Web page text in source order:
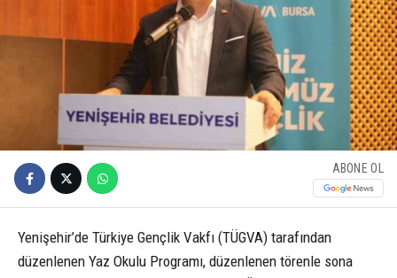
ABONE OL
Yenişehir’de Türkiye Gençlik Vakfı (TÜGVA) tarafından
düzenlenen Yaz Okulu Programı, düzenlenen törenle sona